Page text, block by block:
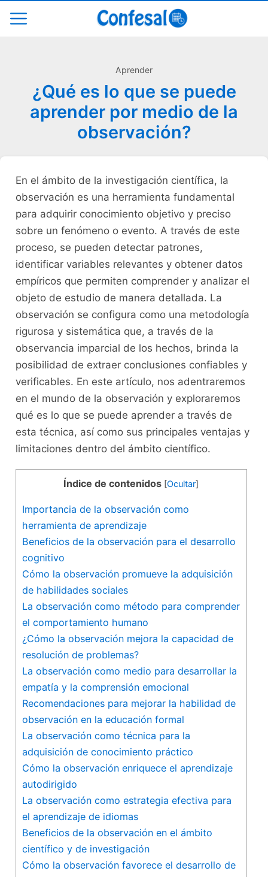
Aprender
¿Qué es lo que se puede
aprender por medio de la
observación?
En ⁣el ámbito de la investigación científica, la‌
observación es una ⁤herramienta fundamental
‍para​ adquirir conocimiento objetivo‌ y preciso​
sobre un fenómeno o⁤ evento. ⁣A través de ⁣este
proceso, se⁤ pueden detectar patrones,
identificar variables⁢ relevantes y obtener datos
empíricos que permiten comprender y analizar⁤ el
objeto de estudio de manera​ detallada. La
observación se configura como una ⁤metodología
‍rigurosa ⁣y sistemática⁣ que, a ‌través de la ​
observancia imparcial de ⁤los ⁢hechos,​ brinda la
posibilidad​ de extraer conclusiones confiables y⁤
verificables. En este artículo, nos adentraremos⁢
en ⁣el‌ mundo de la observación y⁤ exploraremos
‍qué ⁣es⁤ lo que ‌se puede aprender a través de
esta técnica, así como sus principales ventajas ⁤y⁣
limitaciones dentro del⁤ ámbito científico.
Índice de contenidos [Ocultar]
Importancia de la observación como ​
herramienta de aprendizaje
Beneficios⁣ de la observación para el desarrollo
cognitivo
Cómo ‌la‌ observación promueve la adquisición
de habilidades sociales
La observación como método para comprender
el comportamiento humano
¿Cómo la⁤ observación ⁤mejora la capacidad de​
resolución de problemas?
La observación como medio para desarrollar la‍
empatía y⁢ la comprensión ‍emocional
Recomendaciones⁢ para mejorar la habilidad⁤ de
observación en‌ la educación formal
La ‌observación⁣ como‍ técnica para la
adquisición de conocimiento práctico
Cómo⁢ la observación enriquece el aprendizaje
autodirigido
La observación como estrategia efectiva para
el aprendizaje de ⁢idiomas
Beneficios de​ la observación⁢ en el ámbito
científico y de investigación
Cómo la‌ observación favorece el desarrollo de